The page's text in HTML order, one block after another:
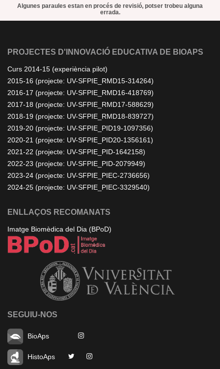
Algunes paraules estan en procés de revisió, potser trobeu alguna
errada.
PROJECTES D'INNOVACIÓ EDUCATIVA DE BIOAPS
Curs 2014-15 (experiència pilot)
2015-16 (projecte: UV-SFPIE_RMD15-314264)
2016-17 (projecte: UV-SFPIE_RMD16-418769)
2017-18 (projecte: UV-SFPIE_RMD17-588629)
2018-19 (projecte: UV-SFPIE_RMD18-839727)
2019-20 (projecte: UV-SFPIE_PID19-1097356)
2020-21 (projecte: UV-SFPIE_PID20-1356161)
2021-22 (projecte: UV-SFPIE_PID-1642158)
2022-23 (projecte: UV-SFPIE_PID-2079949)
2023-24 (projecte: UV-SFPIE_PIEC-2736656)
2024-25 (projecte: UV-SFPIE_PIEC-3329540)
ENLLAÇOS RECOMANATS
Imatge Biomèdica del Dia (BPoD)
SEGUIU-NOS
BioAps
HistoAps